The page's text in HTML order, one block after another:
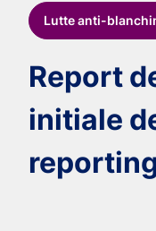
Lutte anti-
Report
initiale